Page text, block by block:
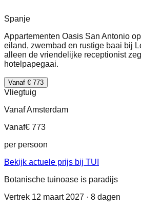
Spanje
Appartementen Oasis San Antonio
eiland, zwembad en rustige baai bij
alleen de vriendelijke receptionist
hotelpapegaai.
Vanaf € 773
Vliegtuig
Vanaf Amsterdam
Vanaf€ 773
per persoon
Bekijk actuele prijs bij TUI
Botanische tuinoase is paradijs
Vertrek 12 maart 2027 · 8 dagen